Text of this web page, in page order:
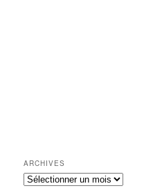
ARCHIVES
Archives